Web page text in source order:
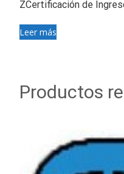
ZCertificación de
Leer más
Productos